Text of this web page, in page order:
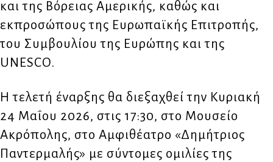
και της Βόρειας Αμερικής, καθώς και
εκπροσώπους της Ευρωπαϊκής Επιτροπής,
του Συμβουλίου της Ευρώπης και της
UNESCO.
Η τελετή έναρξης θα διεξαχθεί την Κυριακή
24 Μαΐου 2026, στις 17:30, στο Μουσείο
Ακρόπολης, στο Αμφιθέατρο «Δημήτριος
Παντερμαλής» με σύντομες ομιλίες της